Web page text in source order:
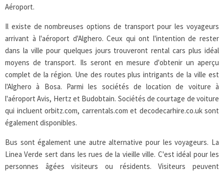
Aéroport.
Il existe de nombreuses options de transport pour les voyageurs
arrivant à l'aéroport d'Alghero. Ceux qui ont l'intention de rester
dans la ville pour quelques jours trouveront rental cars plus idéal
moyens de transport. Ils seront en mesure d'obtenir un aperçu
complet de la région. Une des routes plus intrigants de la ville est
l'Alghero à Bosa. Parmi les sociétés de location de voiture à
l'aéroport Avis, Hertz et Budobtain. Sociétés de courtage de voiture
qui incluent orbitz.com, carrentals.com et decodecarhire.co.uk sont
également disponibles.
Bus sont également une autre alternative pour les voyageurs. La
Linea Verde sert dans les rues de la vieille ville. C'est idéal pour les
personnes âgées visiteurs ou résidents. Visiteurs peuvent